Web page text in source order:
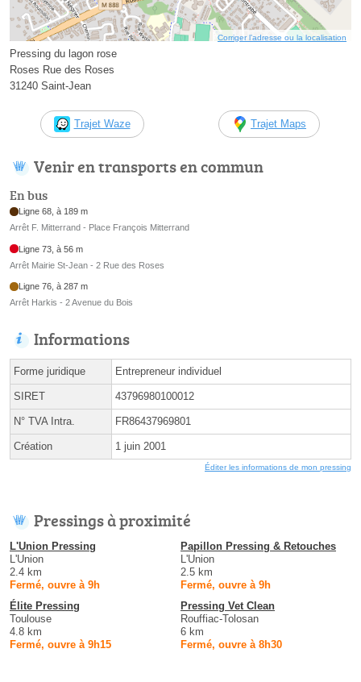
Corriger l’adresse ou la localisation
Pressing du lagon rose
Roses Rue des Roses
31240 Saint-Jean
Trajet Waze Trajet Maps
Venir en transports en commun
En bus
Ligne 68, à 189 m
Arrêt F. Mitterrand - Place François Mitterrand
Ligne 73, à 56 m
Arrêt Mairie St-Jean - 2 Rue des Roses
Ligne 76, à 287 m
Arrêt Harkis - 2 Avenue du Bois
Informations
Forme juridique Entrepreneur individuel
SIRET 43796980100012
N° TVA Intra. FR86437969801
Création 1 juin 2001
Éditer les informations de mon pressing
Pressings à proximité
L'Union Pressing
L'Union
2.4 km
Fermé, ouvre à 9h
Papillon Pressing & Retouches
L'Union
2.5 km
Fermé, ouvre à 9h
Élite Pressing
Toulouse
4.8 km
Fermé, ouvre à 9h15
Pressing Vet Clean
Rouffiac-Tolosan
6 km
Fermé, ouvre à 8h30